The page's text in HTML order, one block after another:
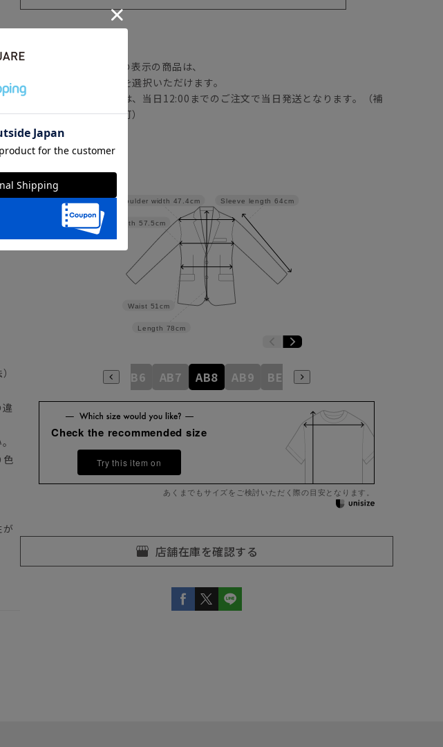
ツ
色
の表示の商品は、
注文画面でお急ぎ発送を選択いただけます。
さらにメルマガ会員様は、当日12:00までのご注文で当日発送となります。（補
正商品の場合は対応不可）
詳しくはこちら
Sleeve length 64cm
Length 78cm
Waist 51cm
Width 57.5cm
Shoulder width 47.4cm
AB5 AB6 AB7 AB8 AB9 BE3 BE4
Check the recommended size
Try this item on
あくまでもサイズをご検討いただく際の目安となります。